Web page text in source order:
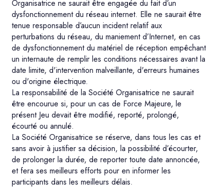
Organisatrice ne saurait être engagée du fait d’un
dysfonctionnement du réseau internet. Elle ne saurait être
tenue responsable d’aucun incident relatif aux
perturbations du réseau, du maniement d’Internet, en cas
de dysfonctionnement du matériel de réception empêchant
un internaute de remplir les conditions nécessaires avant la
date limite, d'intervention malveillante, d'erreurs humaines
ou d'origine électrique.
La responsabilité de la Société Organisatrice ne saurait
être encourue si, pour un cas de Force Majeure, le
présent Jeu devait être modifié, reporté, prolongé,
écourté ou annulé.
La Société Organisatrice se réserve, dans tous les cas et
sans avoir à justifier sa décision, la possibilité d’écourter,
de prolonger la durée, de reporter toute date annoncée,
et fera ses meilleurs efforts pour en informer les
participants dans les meilleurs délais.